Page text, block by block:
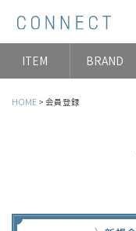
ITEM BRAND
HOME 会員登録